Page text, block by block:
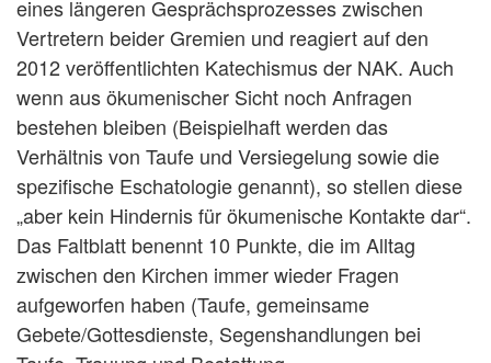
eines längeren Gesprächsprozesses zwischen
Vertretern beider Gremien und reagiert auf den
2012 veröffentlichten Katechismus der NAK. Auch
wenn aus ökumenischer Sicht noch Anfragen
bestehen bleiben (Beispielhaft werden das
Verhältnis von Taufe und Versiegelung sowie die
spezifische Eschatologie genannt), so stellen diese
„aber kein Hindernis für ökumenische Kontakte dar“.
Das Faltblatt benennt 10 Punkte, die im Alltag
zwischen den Kirchen immer wieder Fragen
aufgeworfen haben (Taufe, gemeinsame
Gebete/Gottesdienste, Segenshandlungen bei